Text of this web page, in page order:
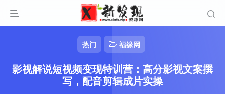
热门 福缘网
影视解说短视频变现特训营：高分影视文案撰
写，配音剪辑成片实操